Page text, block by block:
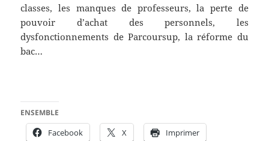
classes, les manques de professeurs, la perte de
pouvoir d’achat des personnels, les
dysfonctionnements de Parcoursup, la réforme du
bac…
ENSEMBLE
Facebook X Imprimer